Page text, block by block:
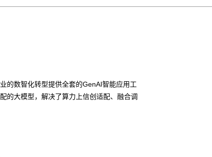
的数智化转型提供全套的GenAI智能应用工
的大模型，解决了算力上信创适配、融合调